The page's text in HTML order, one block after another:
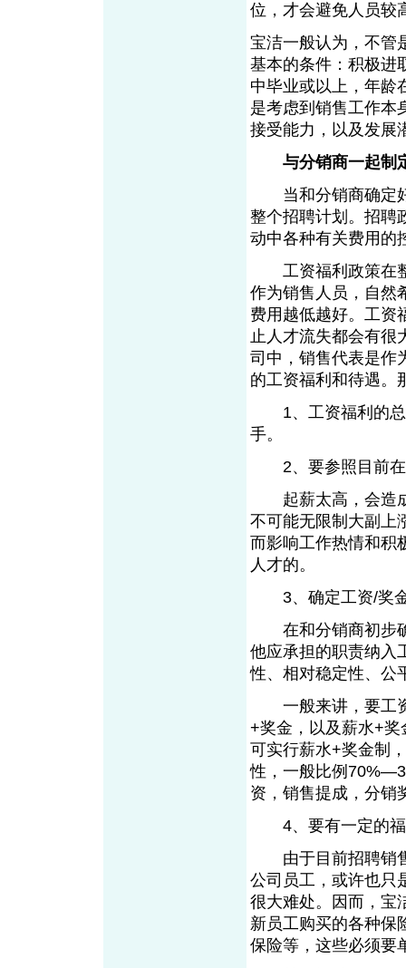
位，才会避免人员较
宝洁一般认为，不管
基本的条件：积极进
中毕业或以上，年龄
是考虑到销售工作本
接受能力，以及发展
与分销商一起制
当和分销商确定好
整个招聘计划。招聘
动中各种有关费用的
工资福利政策在整
作为销售人员，自然
费用越低越好。工资
止人才流失都会有很
司中，销售代表是作
的工资福利和待遇。
1、工资福利的总
手。
2、要参照目前在
起薪太高，会造成
不可能无限制大副上
而影响工作热情和积
人才的。
3、确定工资/奖
在和分销商初步确
他应承担的职责纳入
性、相对稳定性、公
一般来讲，要工资
+奖金，以及薪水+
可实行薪水+奖金制
性，一般比例
资，销售提成，分销
4、要有一定的福
由于目前招聘销售
公司员工，或许也只
很大难处。因而，宝
新员工购买的各种保
保险等，这些必须要